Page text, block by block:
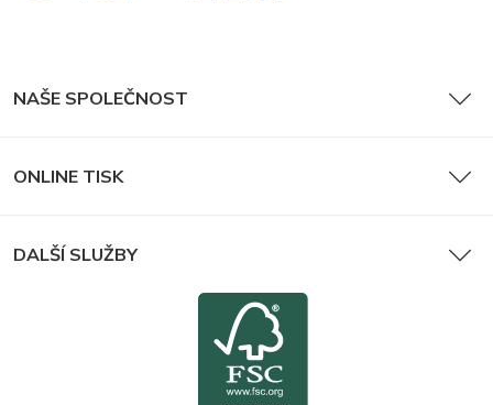
NAŠE SPOLEČNOST
ONLINE TISK
DALŠÍ SLUŽBY